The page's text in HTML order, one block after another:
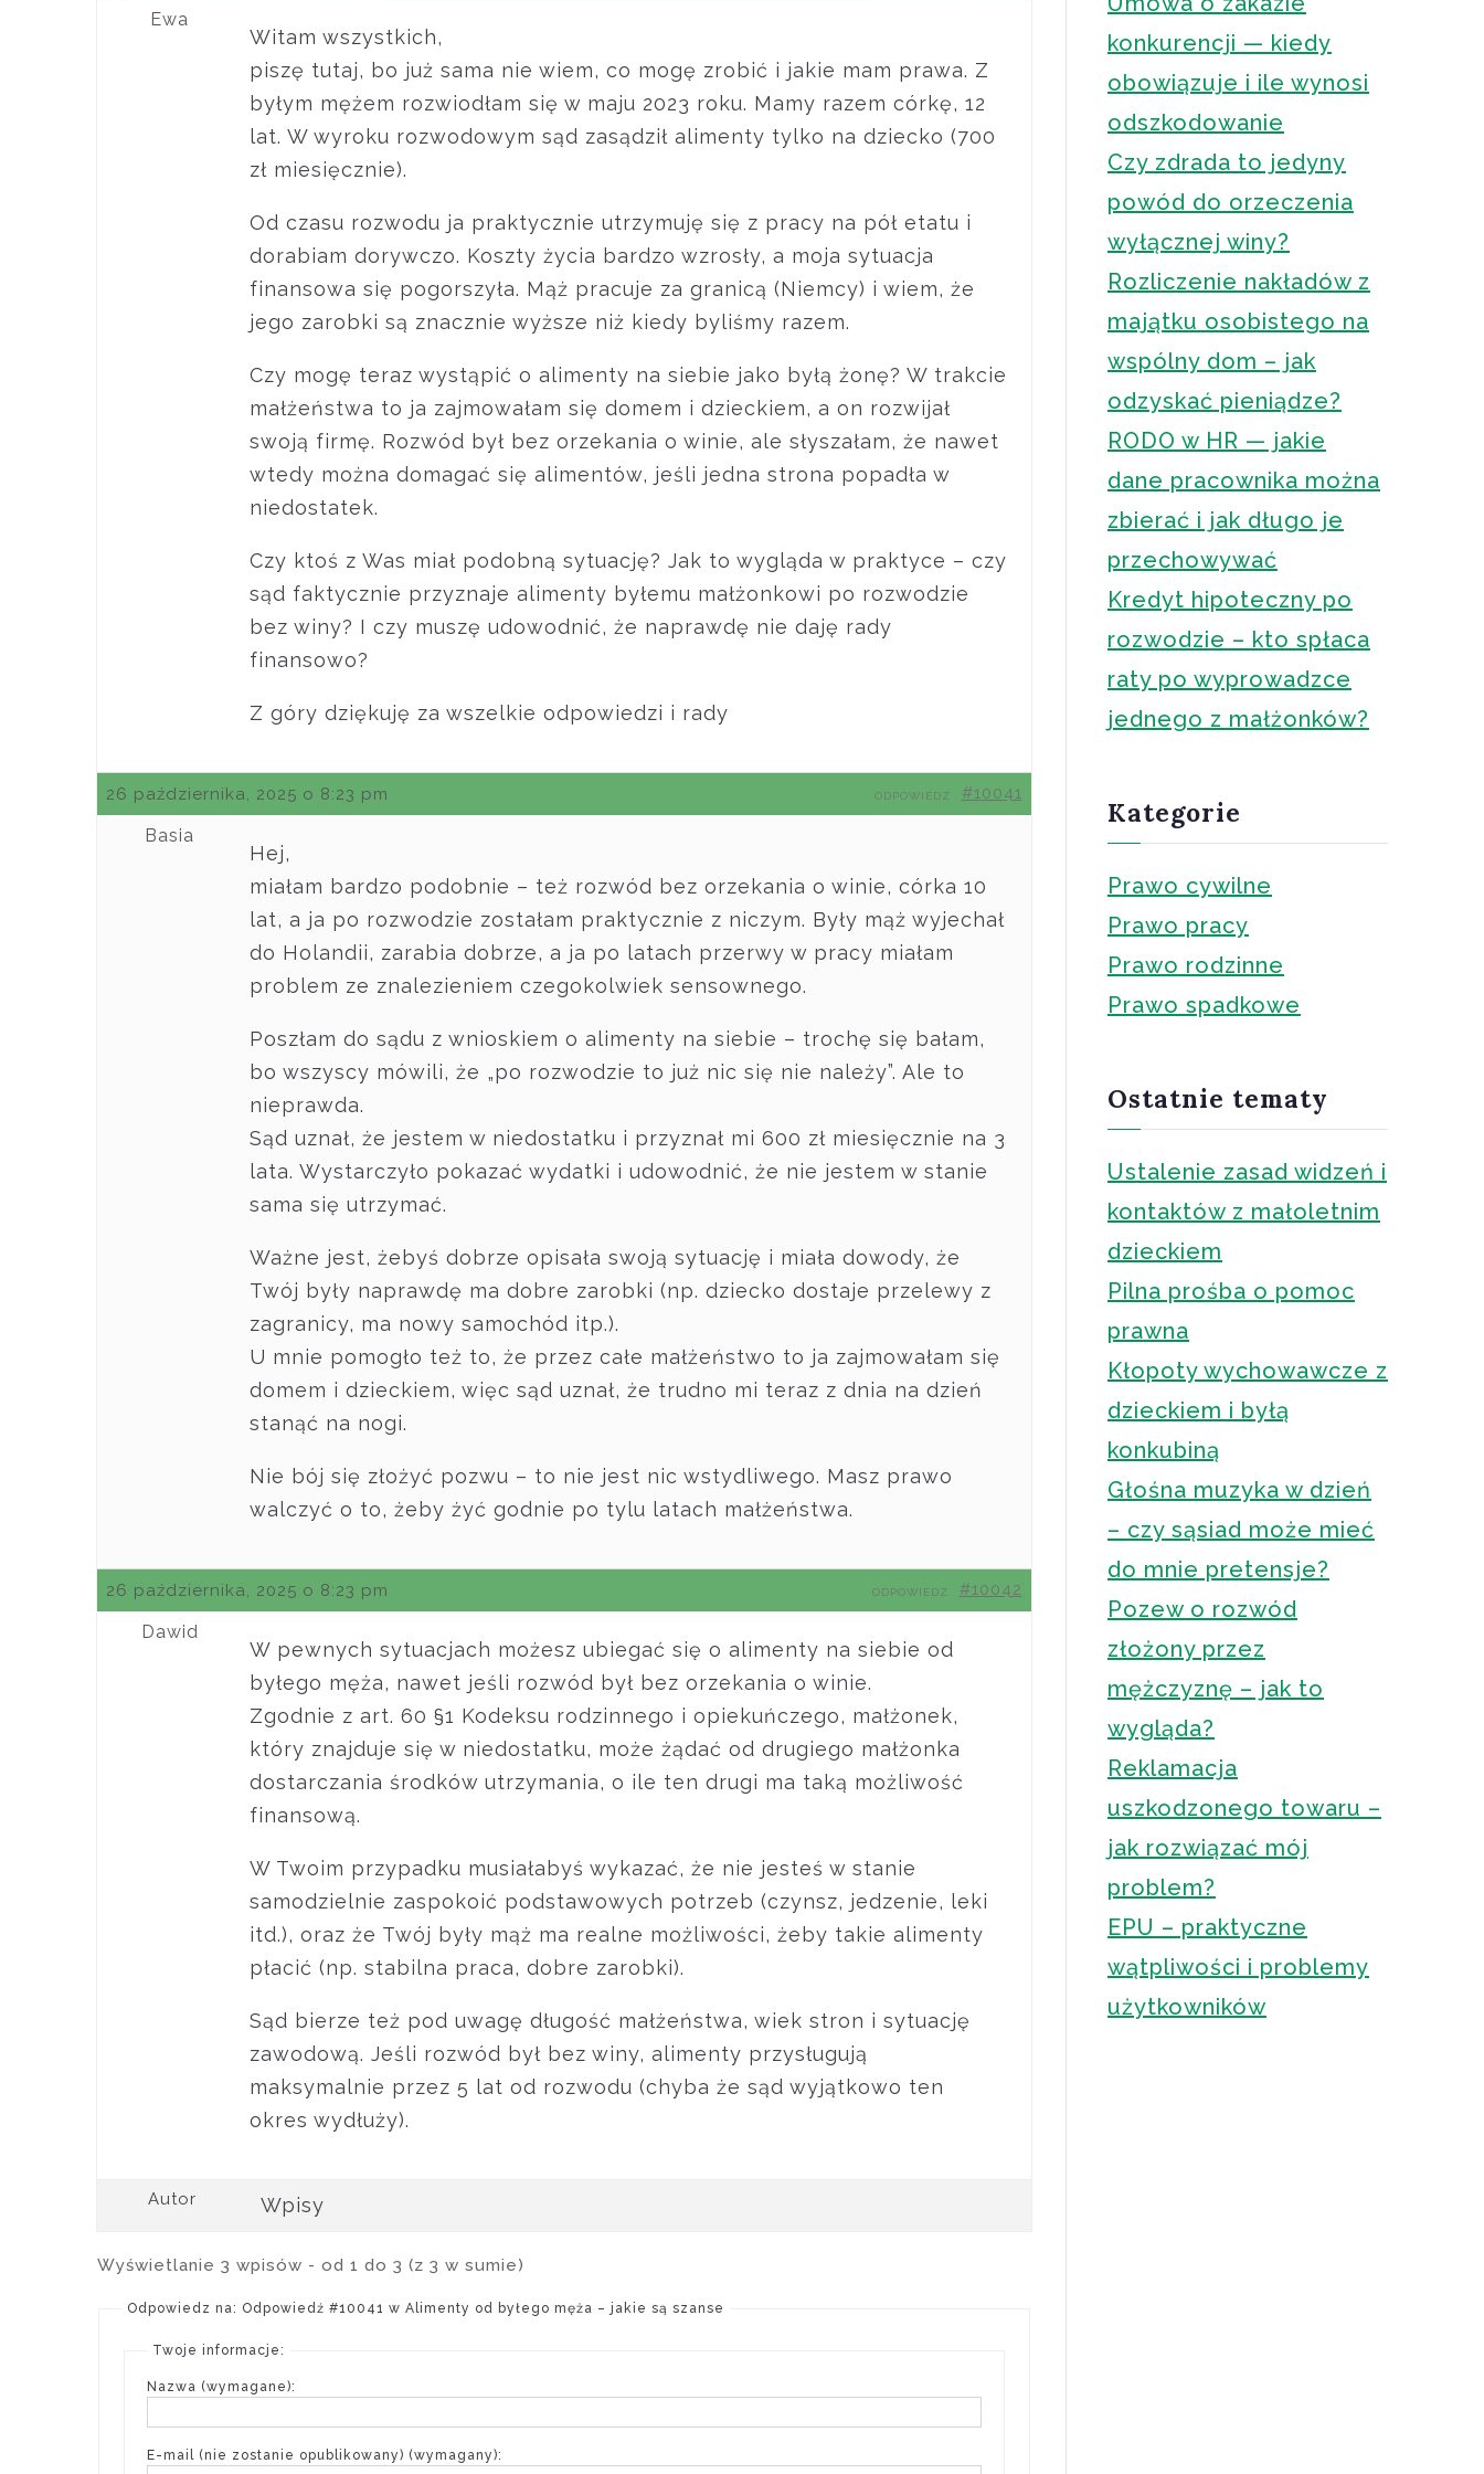
Ewa
Witam wszystkich,
piszę tutaj, bo już sama nie wiem, co mogę zrobić i jakie mam prawa. Z
byłym mężem rozwiodłam się w maju 2023 roku. Mamy razem córkę, 12
lat. W wyroku rozwodowym sąd zasądził alimenty tylko na dziecko (700
zł miesięcznie).
Od czasu rozwodu ja praktycznie utrzymuję się z pracy na pół etatu i
dorabiam dorywczo. Koszty życia bardzo wzrosły, a moja sytuacja
finansowa się pogorszyła. Mąż pracuje za granicą (Niemcy) i wiem, że
jego zarobki są znacznie wyższe niż kiedy byliśmy razem.
Czy mogę teraz wystąpić o alimenty na siebie jako byłą żonę? W trakcie
małżeństwa to ja zajmowałam się domem i dzieckiem, a on rozwijał
swoją firmę. Rozwód był bez orzekania o winie, ale słyszałam, że nawet
wtedy można domagać się alimentów, jeśli jedna strona popadła w
niedostatek.
Czy ktoś z Was miał podobną sytuację? Jak to wygląda w praktyce – czy
sąd faktycznie przyznaje alimenty byłemu małżonkowi po rozwodzie
bez winy? I czy muszę udowodnić, że naprawdę nie daję rady
finansowo?
Z góry dziękuję za wszelkie odpowiedzi i rady
26 października, 2025 o 8:23 pm #10041
ODPOWIEDZ
Basia
Hej,
miałam bardzo podobnie – też rozwód bez orzekania o winie, córka 10
lat, a ja po rozwodzie zostałam praktycznie z niczym. Były mąż wyjechał
do Holandii, zarabia dobrze, a ja po latach przerwy w pracy miałam
problem ze znalezieniem czegokolwiek sensownego.
Poszłam do sądu z wnioskiem o alimenty na siebie – trochę się bałam,
bo wszyscy mówili, że „po rozwodzie to już nic się nie należy”. Ale to
nieprawda.
Sąd uznał, że jestem w niedostatku i przyznał mi 600 zł miesięcznie na 3
lata. Wystarczyło pokazać wydatki i udowodnić, że nie jestem w stanie
sama się utrzymać.
Ważne jest, żebyś dobrze opisała swoją sytuację i miała dowody, że
Twój były naprawdę ma dobre zarobki (np. dziecko dostaje przelewy z
zagranicy, ma nowy samochód itp.).
U mnie pomogło też to, że przez całe małżeństwo to ja zajmowałam się
domem i dzieckiem, więc sąd uznał, że trudno mi teraz z dnia na dzień
stanąć na nogi.
Nie bój się złożyć pozwu – to nie jest nic wstydliwego. Masz prawo
walczyć o to, żeby żyć godnie po tylu latach małżeństwa.
26 października, 2025 o 8:23 pm #10042
ODPOWIEDZ
Dawid
W pewnych sytuacjach możesz ubiegać się o alimenty na siebie od
byłego męża, nawet jeśli rozwód był bez orzekania o winie.
Zgodnie z art. 60 §1 Kodeksu rodzinnego i opiekuńczego, małżonek,
który znajduje się w niedostatku, może żądać od drugiego małżonka
dostarczania środków utrzymania, o ile ten drugi ma taką możliwość
finansową.
W Twoim przypadku musiałabyś wykazać, że nie jesteś w stanie
samodzielnie zaspokoić podstawowych potrzeb (czynsz, jedzenie, leki
itd.), oraz że Twój były mąż ma realne możliwości, żeby takie alimenty
płacić (np. stabilna praca, dobre zarobki).
Sąd bierze też pod uwagę długość małżeństwa, wiek stron i sytuację
zawodową. Jeśli rozwód był bez winy, alimenty przysługują
maksymalnie przez 5 lat od rozwodu (chyba że sąd wyjątkowo ten
okres wydłuży).
Autor Wpisy
Wyświetlanie 3 wpisów - od 1 do 3 (z 3 w sumie)
Odpowiedz na: Odpowiedź #10041 w Alimenty od byłego męża – jakie są szanse
Twoje informacje:
Nazwa (wymagane):
E-mail (nie zostanie opublikowany) (wymagany):
konkurencji — kiedy
obowiązuje i ile wynosi
odszkodowanie
Czy zdrada to jedyny
powód do orzeczenia
wyłącznej winy?
Rozliczenie nakładów z
majątku osobistego na
wspólny dom – jak
odzyskać pieniądze?
RODO w HR — jakie
dane pracownika można
zbierać i jak długo je
przechowywać
Kredyt hipoteczny po
rozwodzie – kto spłaca
raty po wyprowadzce
jednego z małżonków?
Kategorie
Prawo cywilne
Prawo pracy
Prawo rodzinne
Prawo spadkowe
Ostatnie tematy
Ustalenie zasad widzeń i
kontaktów z małoletnim
dzieckiem
Pilna prośba o pomoc
prawna
Kłopoty wychowawcze z
dzieckiem i byłą
konkubiną
Głośna muzyka w dzień
– czy sąsiad może mieć
do mnie pretensje?
Pozew o rozwód
złożony przez
mężczyznę – jak to
wygląda?
Reklamacja
uszkodzonego towaru –
jak rozwiązać mój
problem?
EPU – praktyczne
wątpliwości i problemy
użytkowników